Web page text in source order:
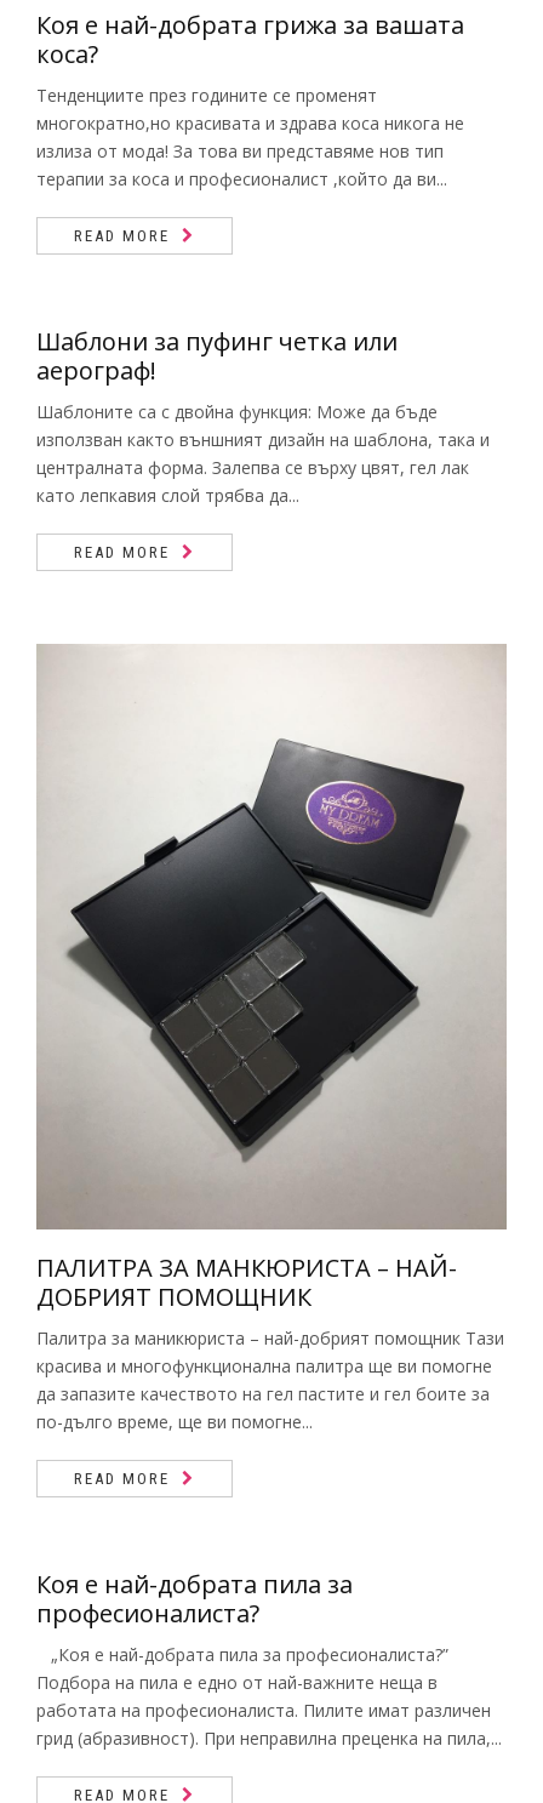
Коя е най-добрата грижа за вашата
коса?
Тенденциите през годините се променят
многократно,но красивата и здрава коса никога не
излиза от мода! За това ви представяме нов тип
терапии за коса и професионалист ,който да ви...
READ MORE
Шаблони за пуфинг четка или
аерограф!
Шаблоните са с двойна функция: Може да бъде
използван както външният дизайн на шаблона, така и
централната форма. Залепва се върху цвят, гел лак
като лепкавия слой трябва да...
READ MORE
ПАЛИТРА ЗА МАНКЮРИСТА – НАЙ-
ДОБРИЯТ ПОМОЩНИК
Палитра за маникюриста – най-добрият помощник Тази
красива и многофункционална палитра ще ви помогне
да запазите качеството на гел пастите и гел боите за
по-дълго време, ще ви помогне...
READ MORE
Коя е най-добрата пила за
професионалиста?
„Коя е най-добрата пила за професионалиста?”
Подбора на пила е едно от най-важните неща в
работата на професионалиста. Пилите имат различен
грид (абразивност). При неправилна преценка на пила,...
READ MORE